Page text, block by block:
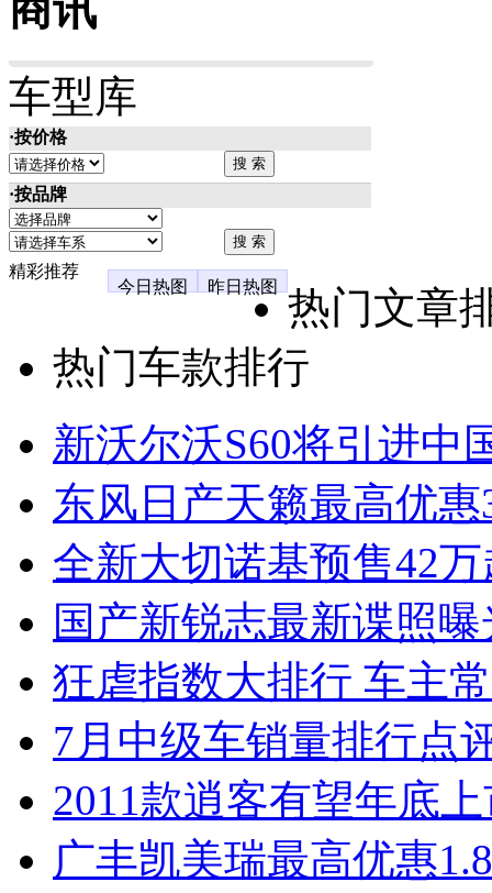
车型库
·按价格
·按品牌
精彩推荐
今日热图
昨日热图
热门文章
热门车款排行
新沃尔沃S60将引进中
东风日产天籁最高优
全新大切诺基预售42
国产新锐志最新谍照
狂虐指数大排行 车主
7月中级车销量排行点
2011款逍客有望年底
广丰凯美瑞最高优惠